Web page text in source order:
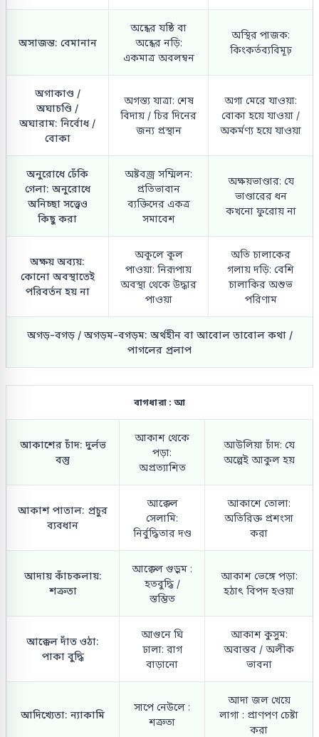
অসাজন্ত: বেমানান
অন্ধের যষ্ঠি বা
অন্ধের নড়ি:
একমাত্র অবলম্বন
অস্থির পাজক:
কিংকর্তব্যবিমূঢ়
অগাকাণ্ড /
অঘাচণ্ডি /
অঘারাম: নির্বোধ /
বোকা
অগস্ত্য যাত্রা: শেষ
বিদায় / চির দিনের
জন্য প্রস্থান
অগা মেরে যাওয়া:
বোকা হয়ে যাওয়া /
অকর্মণ্য হয়ে যাওয়া
অনুরোধে ঢেঁকি
গেলা: অনুরোধে
অনিচ্ছা সত্ত্বেও
কিছু করা
অষ্টবজ্র সম্মিলন:
প্রতিভাবান
ব্যক্তিদের একত্র
সমাবেশ
অক্ষয়ভাণ্ডার: যে
ভাণ্ডারের ধন
কখনো ফুরোয় না
অক্ষয় অব্যয়:
কোনো অবস্থাতেই
পরিবর্তন হয় না
অকূলে কূল
পাওয়া: নিরূপায়
অবস্থা থেকে উদ্ধার
পাওয়া
অতি চালাকের
গলায় দড়ি: বেশি
চালাকির অশুভ
পরিণাম
অগড়-বগড় / অগড়ম-বগড়ম: অর্থহীন বা আবোল তাবোল কথা /
পাগলের প্রলাপ
বাগধারা : আ
আকাশের চাঁদ: দুর্লভ
বস্তু
আকাশ থেকে
পড়া:
অপ্রত্যাশিত
আউলিয়া চাঁদ: যে
অল্পেই আকুল হয়
আকাশ পাতাল: প্রচুর
ব্যবধান
আক্কেল
সেলামি:
নির্বুদ্ধিতার দণ্ড
আকাশে তোলা:
অতিরিক্ত প্রশংসা
করা
আদায় কাঁচকলায়:
শত্রুতা
আক্কেল গুড়ুম :
হতবুদ্ধি /
স্তম্ভিত
আকাশ ভেঙ্গে পড়া:
হঠাৎ বিপদ হওয়া
আক্কেল দাঁত ওঠা:
পাকা বুদ্ধি
আগুনে ঘি
ঢালা: রাগ
বাড়ানো
আকাশ কুসুম:
অবাস্তব / অলীক
ভাবনা
আদিখ্যেতা: ন্যাকামি
সাপে নেউলে :
শত্রুতা
আদা জল খেয়ে
লাগা : প্রাণপণ চেষ্টা
করা